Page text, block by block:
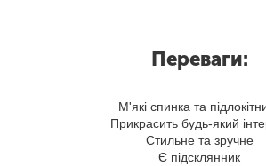
Переваги:
М'які спинка та
Прикрасить будь-який
Стильне та зручне
Є підсклянник